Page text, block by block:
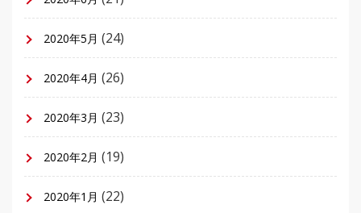
2020年5月 (24)
2020年4月 (26)
2020年3月 (23)
2020年2月 (19)
2020年1月 (22)